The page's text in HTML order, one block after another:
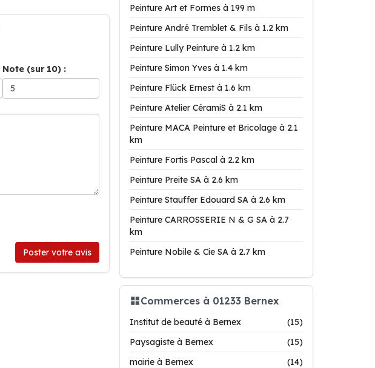
Note (sur 10) :
Poster votre avis
Peinture Art et Formes à 199 m
Peinture André Tremblet & Fils à 1.2 km
Peinture Lully Peinture à 1.2 km
Peinture Simon Yves à 1.4 km
Peinture Flück Ernest à 1.6 km
Peinture Atelier CéramiS à 2.1 km
Peinture MACA Peinture et Bricolage à 2.1
km
Peinture Fortis Pascal à 2.2 km
Peinture Preite SA à 2.6 km
Peinture Stauffer Edouard SA à 2.6 km
Peinture CARROSSERIE N & G SA à 2.7
km
Peinture Nobile & Cie SA à 2.7 km
Commerces à 01233 Bernex
Institut de beauté à Bernex
(15)
Paysagiste à Bernex
(15)
mairie à Bernex
(14)